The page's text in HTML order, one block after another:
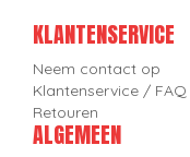
KLANTENSERVICE
Neem contact op
Klantenservice / FAQ
Retouren
ALGEMEEN